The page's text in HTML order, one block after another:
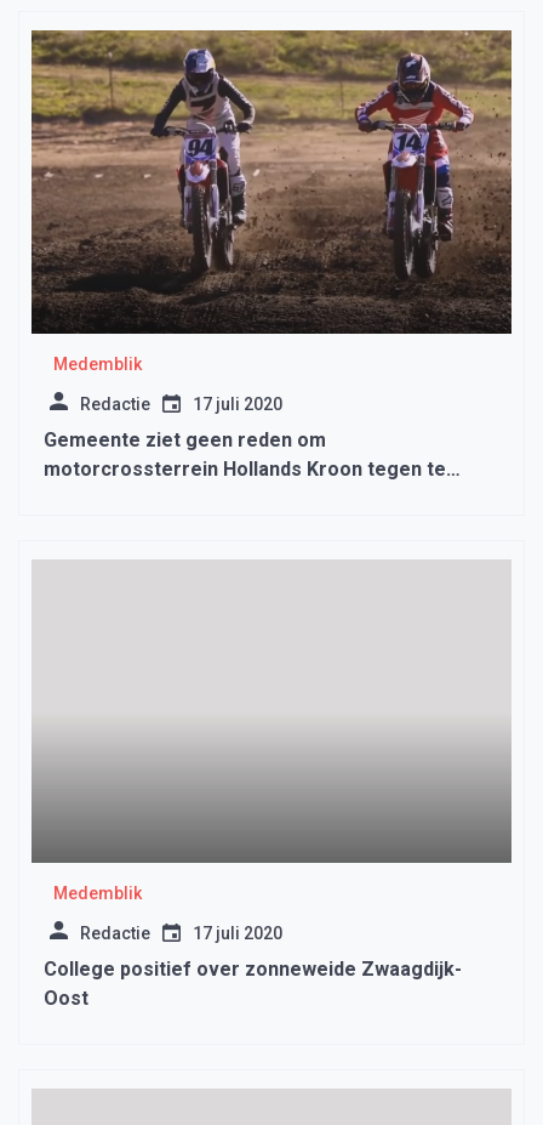
Medemblik
Redactie 17 juli 2020
Gemeente ziet geen reden om
motorcrossterrein Hollands Kroon tegen te
Medemblik
Redactie 17 juli 2020
College positief over zonneweide Zwaagdijk-
Oost